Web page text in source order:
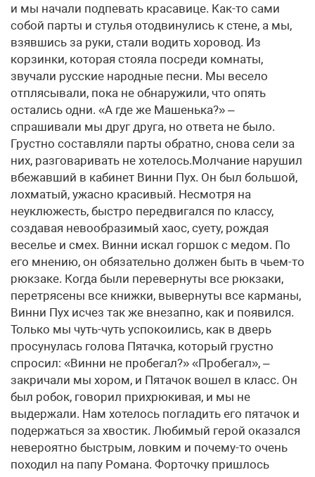
и мы начали подпевать красавице. Как-то сами
собой парты и стулья отодвинулись к стене, а мы,
взявшись за руки, стали водить хоровод. Из
корзинки, которая стояла посреди комнаты,
звучали русские народные песни. Мы весело
отплясывали, пока не обнаружили, что опять
остались одни. «А где же Машенька?» –
спрашивали мы друг друга, но ответа не было.
Грустно составляли парты обратно, снова сели за
них, разговаривать не хотелось.Молчание нарушил
вбежавший в кабинет Винни Пух. Он был большой,
лохматый, ужасно красивый. Несмотря на
неуклюжесть, быстро передвигался по классу,
создавая невообразимый хаос, суету, рождая
веселье и смех. Винни искал горшок с медом. По
его мнению, он обязательно должен быть в чьем-то
рюкзаке. Когда были перевернуты все рюкзаки,
перетрясены все книжки, вывернуты все карманы,
Винни Пух исчез так же внезапно, как и появился.
Только мы чуть-чуть успокоились, как в дверь
просунулась голова Пятачка, который грустно
спросил: «Винни не пробегал?» «Пробегал», –
закричали мы хором, и Пятачок вошел в класс. Он
был робок, говорил прихрюкивая, и мы не
выдержали. Нам хотелось погладить его пятачок и
подержаться за хвостик. Любимый герой оказался
невероятно быстрым, ловким и почему-то очень
походил на папу Романа. Форточку пришлось